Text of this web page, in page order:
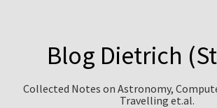
Blog Dietrich
Collected Notes on Astronomy,
Travelling et.al.